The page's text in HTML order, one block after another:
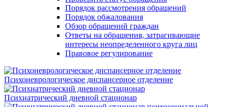
Порядок рассмотрения обращений
Порядок обжалования
Обзор обращений граждан
Ответы на обращения, затрагивающие
интересы неопределенного круга лиц
Правовое регулирование
Психоневрологическое диспансерное отделение
Психиатрический дневной стационар